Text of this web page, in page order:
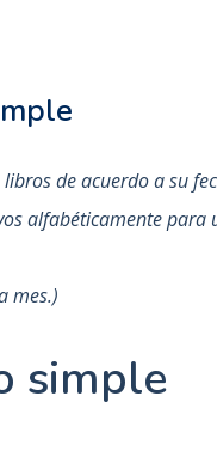
de acuerdo a su
alfabéticamente para
mes.
simple